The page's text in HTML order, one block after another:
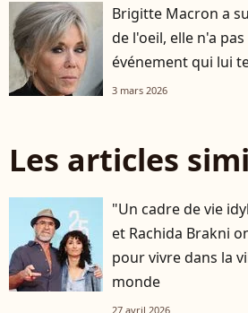
Brigitte Macron a
de l'oeil, elle n'a
événement qui lui
3 mars 2026
Les articles
"Un cadre de vie
et Rachida Brakni
pour vivre dans la
monde
27 avril 2026